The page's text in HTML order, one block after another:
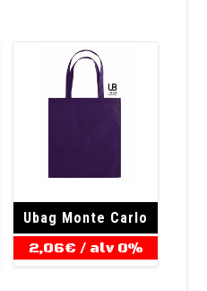
Ubag Monte Carlo
2,06€ / alv 0%